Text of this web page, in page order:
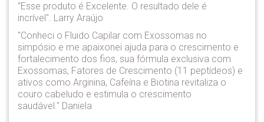
"Esse produto é Excelente. O resultado dele é
incrível". Larry Araújo
"Conheci o Fluido Capilar com Exossomas no
simpósio e me apaixonei ajuda para o crescimento e
fortalecimento dos fios, sua fórmula exclusiva com
Exossomas, Fatores de Crescimento (11 peptídeos) e
ativos como Arginina, Cafeína e Biotina revitaliza o
couro cabeludo e estimula o crescimento
saudável." Daniela